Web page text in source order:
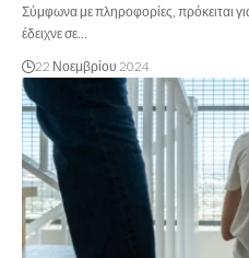
Σύμφωνα με πληροφορίες, πρόκειται
έδειχνε σε…
22 Νοεμβρίου 2024